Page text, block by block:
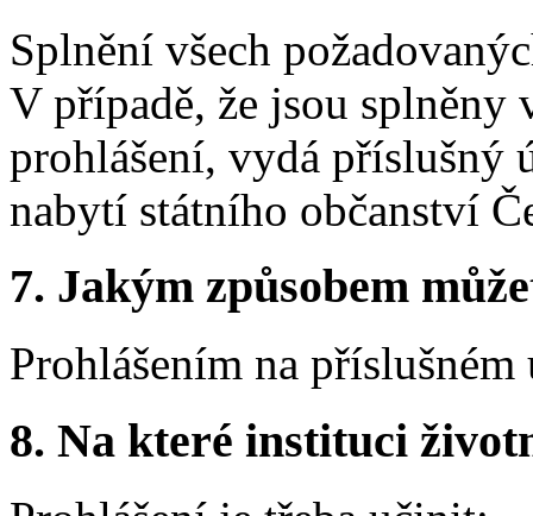
Splnění všech
V případě, že jsou
prohlášení, vydá příslušný
nabytí státního občanství
7. Jakým způsobem
Prohlášením na příslušném
8. Na které instituci